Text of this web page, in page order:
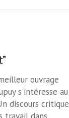
ouvrage
s'intéresse au
discours critique